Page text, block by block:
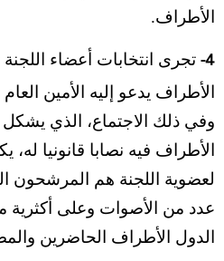
الأطراف.
4- تجرى انتخابات أعضاء
الأطراف يدعو إليه الأمين
وفي ذلك الاجتماع، الذي
الأطراف فيه نصابا قانونيا
لعضوية اللجنة هم المرشحون
عدد من الأصوات وعلى
الدول الأطراف الحاضرين